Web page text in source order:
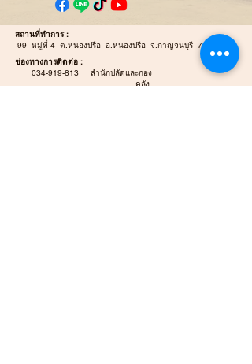
สถานที่ทำการ :
99 หมู่ที่ 4 ต.หนองปรือ อ.หนองปรือ จ.กาญจนบุรี 71220
ช่องทางการติดต่อ :
034-919-813 สำนักปลัดและกอง
คลัง